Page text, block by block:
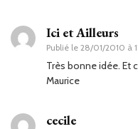
Ici et Ailleurs
Publié le 28/01/2010 à
Très bonne idée. Et
Maurice
cecile